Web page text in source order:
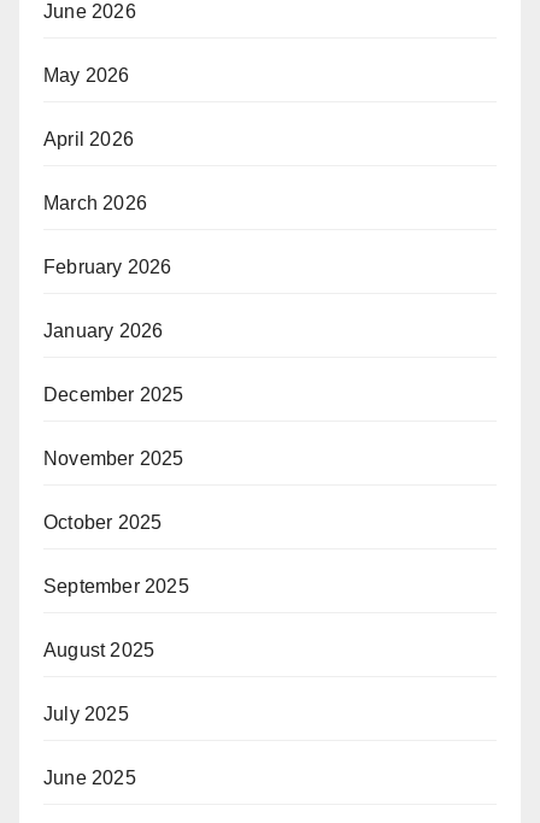
June 2026
May 2026
April 2026
March 2026
February 2026
January 2026
December 2025
November 2025
October 2025
September 2025
August 2025
July 2025
June 2025